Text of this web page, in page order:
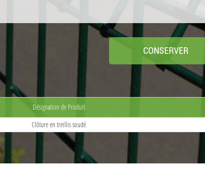
Désignation de Produit
Clôture en treillis soudé